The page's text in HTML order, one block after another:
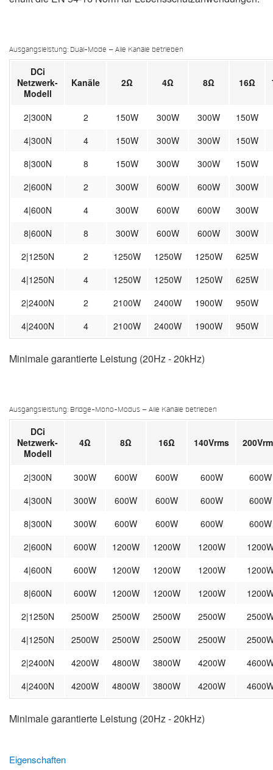
Ausgangsleistung: Dual-Mode – Alle Kanäle betrieben
DCi
Netzwerk-
Modell
Kanäle 2Ω 4Ω 8Ω 16Ω
2|300N 2 150W 300W 300W
150W
4|300N
4 150W 300W 300W
150W
8|300N
8 150W 300W 300W
150W
2|600N
2 300W 600W 600W
300W
4|600N
4 300W 600W 600W
300W
8|600N
8 300W 600W 600W
300W
2|1250N
2 1250W 1250W 1250W
625W
4|1250N
4 1250W 1250W 1250W
625W
2|2400N
2 2100W 2400W 1900W
950W
4|2400N
4 2100W 2400W 1900W 950W
Minimale garantierte Leistung (20Hz - 20kHz)
Ausgangsleistung: Bridge-Mono-Modus – Alle Kanäle betrieben
DCi
Netzwerk-
Modell
4Ω 8Ω 16Ω 140Vrms
2|300N 300W 600W 600W 600W
600W
4|300N
300W 600W 600W 600W
600W
8|300N
300W 600W 600W 600W
600W
2|600N
600W 1200W 1200W 1200W
4|600N
600W 1200W 1200W 1200W
8|600N
600W 1200W 1200W 1200W
2|1250N
2500W 2500W 2500W 2500W
4|1250N
2500W 2500W 2500W 2500W
2|2400N
4200W 4800W 3800W 4200W
4|2400N
4200W 4800W 3800W 4200W
Minimale garantierte Leistung (20Hz - 20kHz)
Eigenschaften